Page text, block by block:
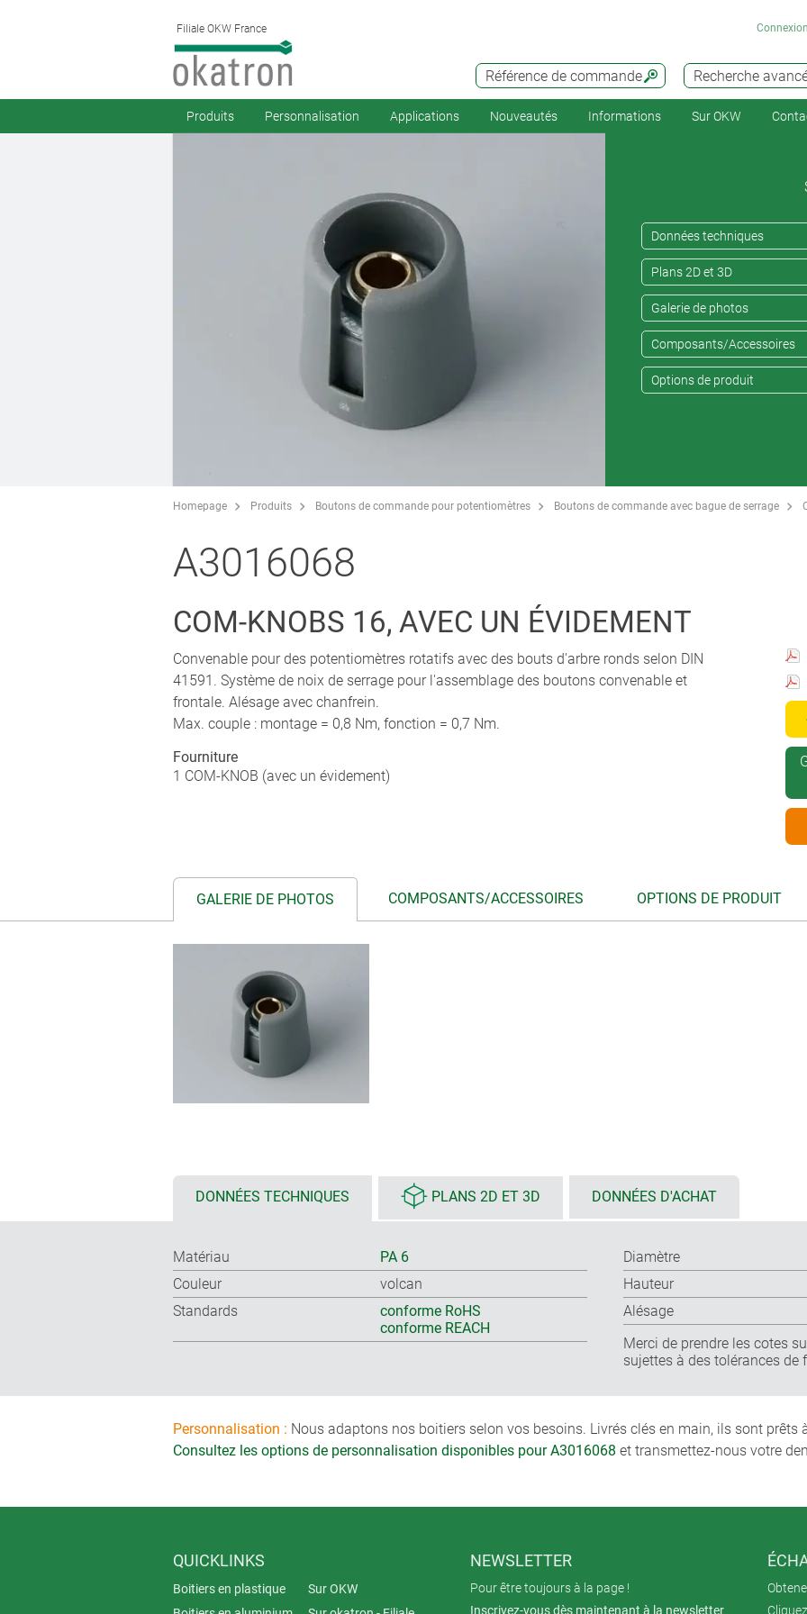
Filiale OKW France
Recherche
Référence de commande
Connexion
Produits Personnalisation Applications Nouveautés Informations Sur OKW
Données techniques
Plans 2D et 3D
Galerie de photos
Composants/Accessoires
Options de produit
Homepage Produits Boutons de commande pour potentiomètres Boutons de commande avec bague de serrage
A3016068
COM-KNOBS 16, AVEC UN ÉVIDEMENT
Convenable pour des potentiomètres rotatifs avec des bouts d'arbre ronds selon DIN
41591. Système de noix de serrage pour l'assemblage des boutons convenable et
frontale. Alésage avec chanfrein.
Max. couple : montage = 0,8 Nm, fonction = 0,7 Nm.
Fourniture
1 COM-KNOB (avec un évidement)
GALERIE DE PHOTOS COMPOSANTS/ACCESSOIRES OPTIONS DE PRODUIT
DONNÉES TECHNIQUES PLANS 2D ET 3D DONNÉES D'ACHAT
Matériau
PA 6
Couleur
volcan
Standards
conforme RoHS
conforme REACH
Diamètre
Hauteur
Alésage
Merci de prendre les cotes
sujettes à des tolérances
Personnalisation : Nous adaptons nos boitiers selon vos besoins. Livrés clés en main, ils sont prêts
Consultez les options de personnalisation disponibles pour A3016068 et transmettez-nous votre
QUICKLINKS
Boitiers en plastique
Sur OKW
NEWSLETTER
Pour être toujours à la page !
Inscrivez-vous dès maintenant à la newsletter